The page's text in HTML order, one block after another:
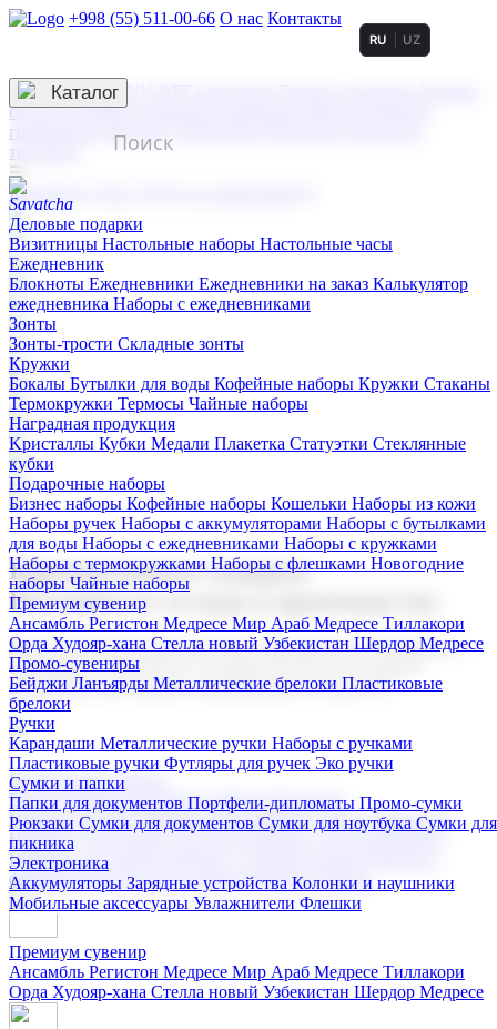
+998 (55) 511-00-66 О нас Контакты
3D гравировка
смолой (Doming)
гравировка твердая
тиснение
RU UZ
☰
Контакты
Каталог
Деловые подарки
Визитницы Настольные наборы Настольные часы
Ежедневник
Блокноты Ежедневники Ежедневники на заказ Калькулятор
ежедневника Наборы с ежедневниками
Зонты
Зонты-трости Складные зонты
Кружки
Бокалы Бутылки для воды Кофейные наборы Кружки Стаканы
Термокружки Термосы Чайные наборы
Наградная продукция
Kристаллы Кубки Медали Плакетка Статуэтки Стеклянные
кубки
Подарочные наборы
Бизнес наборы Кофейные наборы Кошельки Наборы из кожи
Наборы ручек Наборы с аккумуляторами Наборы с бутылками
для воды Наборы с ежедневниками Наборы с кружками
Наборы с термокружками Наборы с флешками Новогодние
наборы Чайные наборы
Премиум сувенир
Ансамбль Регистон Медресе Мир Араб Медресе Тиллакори
Орда Худояр-хана Стелла новый Узбекистан Шердор Медресе
Промо-сувениры
Бейджи Ланъярды Металлические брелоки Пластиковые
брелоки
Ручки
Карандаши Металлические ручки Наборы с ручками
Пластиковые ручки Футляры для ручек Эко ручки
Сумки и папки
Папки для документов Портфели-дипломаты Промо-сумки
Рюкзаки Сумки для документов Сумки для ноутбука Сумки для
пикника
Электроника
Аккумуляторы Зарядные устройства Колонки и наушники
Мобильные аксессуары Увлажнители Флешки
Корпоративные подарки
Поставка со склада и производство
Мы предлагаем широкий выбор корпоративных подарков и
сувениров с логотипом. В нашем каталоге вы найдете
продукцию для бизнеса, мероприятия и клиентов.
Подарочные наборы
Бизнес наборыКофейные наборы Кошельки
Наборы из кожиНаборы ручекНаборы с аккумуляторами
Наборы с бутылками для воды
Наборы с ежедневниками
Наборы с кружками
флешкамиНовогодние наборыЧайные наборы
Премиум сувенир
Ансамбль Регистон Медресе Мир Араб Медресе Тиллакори
Орда Худояр-хана Стелла новый Узбекистан Шердор Медресе